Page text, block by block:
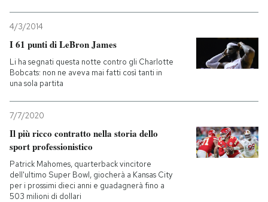
4/3/2014
I 61 punti di LeBron James
Li ha segnati questa notte contro gli Charlotte
Bobcats: non ne aveva mai fatti così tanti in
una sola partita
7/7/2020
Il più ricco contratto nella storia dello
sport professionistico
Patrick Mahomes, quarterback vincitore
dell'ultimo Super Bowl, giocherà a Kansas City
per i prossimi dieci anni e guadagnerà fino a
503 milioni di dollari